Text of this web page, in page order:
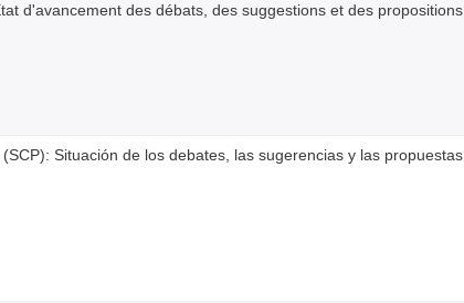
d'avancement des débats, des suggestions et des propositions
Situación de los debates, las sugerencias y las propuestas